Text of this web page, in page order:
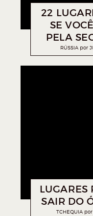
22
SE
PELA
RÚSSIA por
LUGARES
SAIR DO
TCHEQUIA por